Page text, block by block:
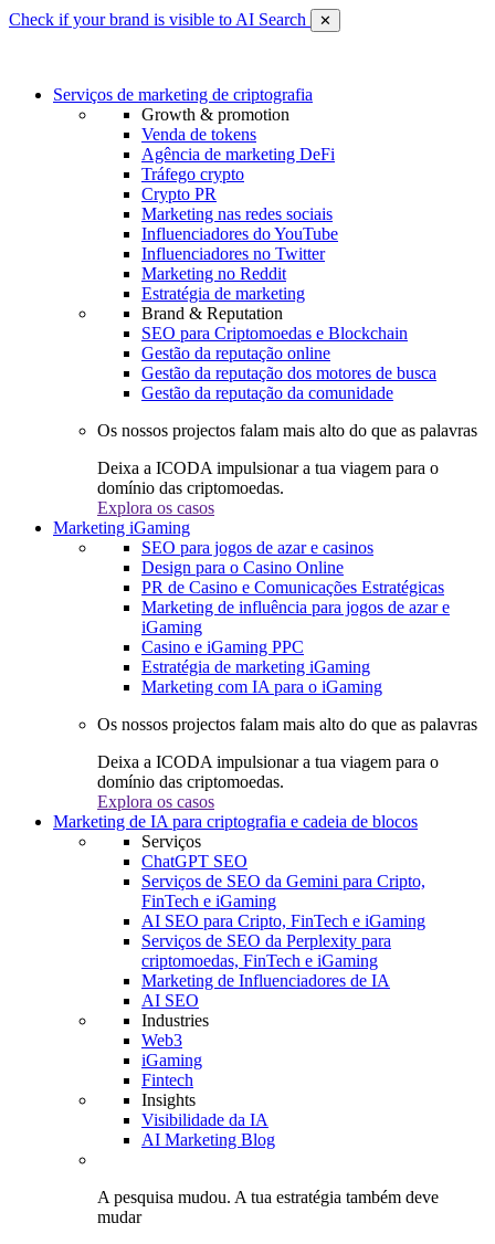
Check if your brand is visible to AI Search ✕
Serviços de marketing de criptografia
Growth & promotion
Venda de tokens
Agência de marketing DeFi
Tráfego crypto
Crypto PR
Marketing nas redes sociais
Influenciadores do YouTube
Influenciadores no Twitter
Marketing no Reddit
Estratégia de marketing
Brand & Reputation
SEO para Criptomoedas e Blockchain
Gestão da reputação online
Gestão da reputação dos motores de busca
Gestão da reputação da comunidade
Os nossos projectos falam mais alto do que as palavras
Deixa a ICODA impulsionar a tua viagem para o
domínio das criptomoedas.
Explora os casos
Marketing iGaming
SEO para jogos de azar e casinos
Design para o Casino Online
PR de Casino e Comunicações Estratégicas
Marketing de influência para jogos de azar e
iGaming
Casino e iGaming PPC
Estratégia de marketing iGaming
Marketing com IA para o iGaming
Os nossos projectos falam mais alto do que as palavras
Deixa a ICODA impulsionar a tua viagem para o
domínio das criptomoedas.
Explora os casos
Marketing de IA para criptografia e cadeia de blocos
Serviços
ChatGPT SEO
Serviços de SEO da Gemini para Cripto,
FinTech e iGaming
AI SEO para Cripto, FinTech e iGaming
Serviços de SEO da Perplexity para
criptomoedas, FinTech e iGaming
Marketing de Influenciadores de IA
AI SEO
Industries
Web3
iGaming
Fintech
Insights
Visibilidade da IA
AI Marketing Blog
A pesquisa mudou. A tua estratégia também deve
mudar